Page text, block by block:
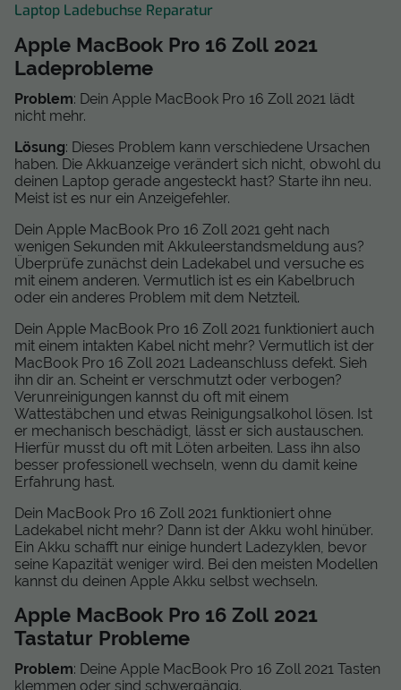
Laptop Ladebuchse Reparatur
Apple MacBook Pro 16 Zoll 2021
Ladeprobleme
Problem: Dein Apple MacBook Pro 16 Zoll 2021 lädt
nicht mehr.
Lösung: Dieses Problem kann verschiedene Ursachen
haben. Die Akkuanzeige verändert sich nicht, obwohl du
deinen Laptop gerade angesteckt hast? Starte ihn neu.
Meist ist es nur ein Anzeigefehler.
Dein Apple MacBook Pro 16 Zoll 2021 geht nach
wenigen Sekunden mit Akkuleerstandsmeldung aus?
Überprüfe zunächst dein Ladekabel und versuche es
mit einem anderen. Vermutlich ist es ein Kabelbruch
oder ein anderes Problem mit dem Netzteil.
Dein Apple MacBook Pro 16 Zoll 2021 funktioniert auch
mit einem intakten Kabel nicht mehr? Vermutlich ist der
MacBook Pro 16 Zoll 2021 Ladeanschluss defekt. Sieh
ihn dir an. Scheint er verschmutzt oder verbogen?
Verunreinigungen kannst du oft mit einem
Wattestäbchen und etwas Reinigungsalkohol lösen. Ist
er mechanisch beschädigt, lässt er sich austauschen.
Hierfür musst du oft mit Löten arbeiten. Lass ihn also
besser professionell wechseln, wenn du damit keine
Erfahrung hast.
Dein MacBook Pro 16 Zoll 2021 funktioniert ohne
Ladekabel nicht mehr? Dann ist der Akku wohl hinüber.
Ein Akku schafft nur einige hundert Ladezyklen, bevor
seine Kapazität weniger wird. Bei den meisten Modellen
kannst du deinen Apple Akku selbst wechseln.
Apple MacBook Pro 16 Zoll 2021
Tastatur Probleme
Problem: Deine Apple MacBook Pro 16 Zoll 2021 Tasten
klemmen oder sind schwergängig.